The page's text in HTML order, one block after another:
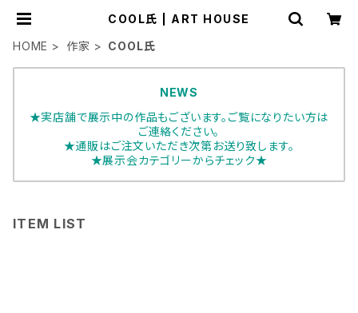
COOL氏 | ART HOUSE
HOME
作家 COOL氏
NEWS
★実店舗で展示中の作品もございます。ご覧になりたい方は
ご連絡ください。
★通販はご注文いただき次第お送り致します。
★展示会カテゴリーからチェック★
ITEM LIST